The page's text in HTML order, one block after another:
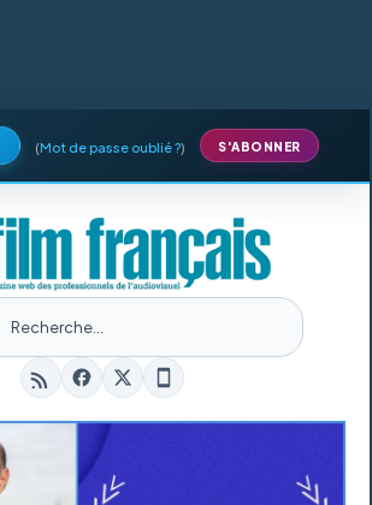
(Mot de passe oublié ?) S'ABONNER